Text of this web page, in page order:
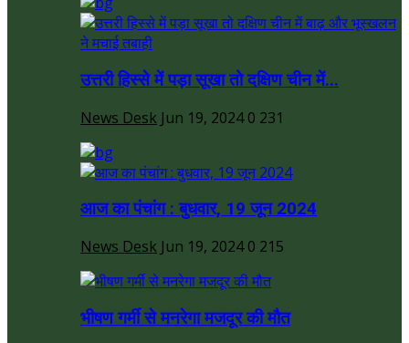
उत्तरी हिस्से में पड़ा सूखा तो दक्षिण चीन में...
News Desk Jun 19, 2024 0 231
आज का पंचांग : बुधवार, 19 जून 2024
News Desk Jun 19, 2024 0 215
भीषण गर्मी से मनरेगा मजदूर की मौत